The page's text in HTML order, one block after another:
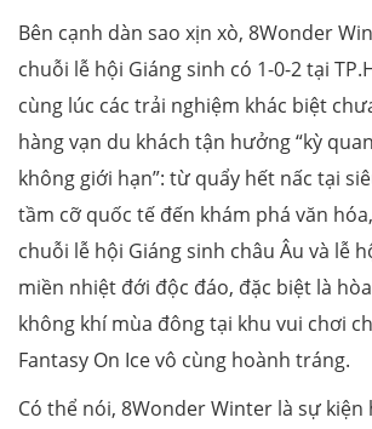
Bên cạnh dàn sao xịn xò, 8Wonder
chuỗi lễ hội Giáng sinh có 1-0-2 tại
cùng lúc các trải nghiệm khác biệt
hàng vạn du khách tận hưởng “kỳ
không giới hạn”: từ quẩy hết nấc tại
tầm cỡ quốc tế đến khám phá văn
chuỗi lễ hội Giáng sinh châu Âu và lễ
miền nhiệt đới độc đáo, đặc biệt là
không khí mùa đông tại khu vui chơi
Fantasy On Ice vô cùng hoành tráng.
Có thể nói, 8Wonder Winter là sự